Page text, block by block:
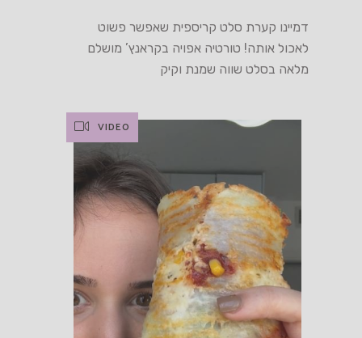
דמיינו קערת סלט קריספית שאפשר פשוט
לאכול אותה! טורטיה אפויה בקראנץ’ מושלם
מלאה בסלט שווה שמנת וקיק
VIDEO